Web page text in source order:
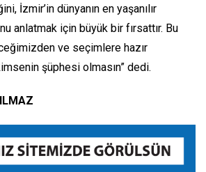
İzmir’in dünyanın en yaşanılır
anlatmak için büyük bir fırsattır. Bu
ve seçimlere hazır
şüphesi olmasın” dedi.